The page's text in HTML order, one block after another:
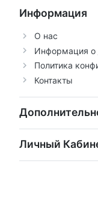
Информация
О нас
Информация о
Политика
Контакты
Личный